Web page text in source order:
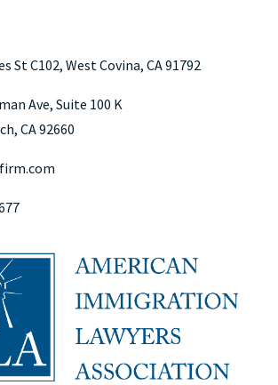
St C102, West Covina, CA 91792
Ave, Suite 100 K
CA 92660